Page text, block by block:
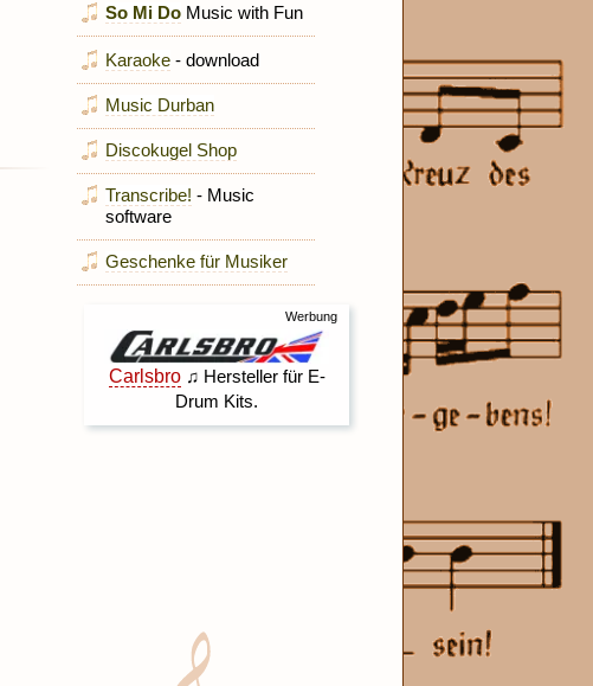
So Mi Do Music with Fun
Karaoke - download
Music Durban
Discokugel Shop
Transcribe! - Music
software
Geschenke für Musiker